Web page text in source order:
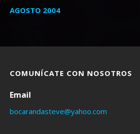
AGOSTO 2004
COMUNÍCATE CON NOSOTROS
Email
bocarandasteve@yahoo.com